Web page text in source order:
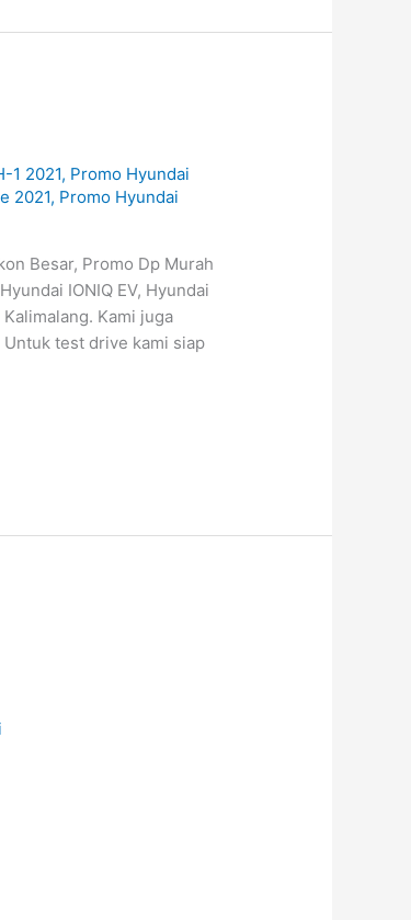
1 2021, Promo Hyundai
2021, Promo Hyundai
Besar, Promo Dp Murah
IONIQ EV, Hyundai
Kami juga
test drive kami siap